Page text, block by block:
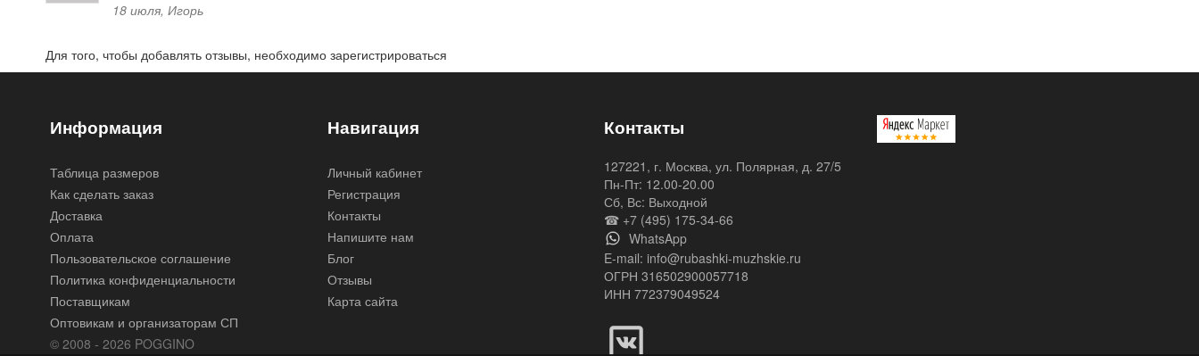
18 июля, Игорь
Для того, чтобы добавлять отзывы, необходимо зарегистрироваться
Информация
Таблица размеров
Как сделать заказ
Доставка
Оплата
Пользовательское соглашение
Политика конфиденциальности
Поставщикам
Оптовикам и организаторам СП
© 2008 - 2026 POGGINO
Навигация
Личный кабинет
Регистрация
Контакты
Напишите нам
Блог
Отзывы
Карта сайта
Контакты
127221, г. Москва, ул. Полярная, д. 27/5
Пн-Пт: 12.00-20.00
Сб, Вс: Выходной
☎ +7 (495) 175-34-66
WhatsApp
E-mail: info@rubashki-muzhskie.ru
ОГРН 316502900057718
ИНН 772379049524